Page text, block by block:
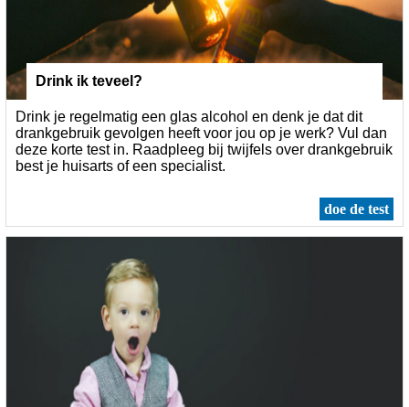
Drink ik teveel?
Drink je regelmatig een glas alcohol en denk je dat dit
drankgebruik gevolgen heeft voor jou op je werk? Vul dan
deze korte test in. Raadpleeg bij twijfels over drankgebruik
best je huisarts of een specialist.
doe de test